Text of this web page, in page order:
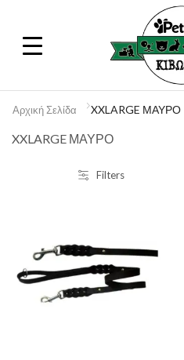
Αρχική Σελίδα XXLARGE ΜΑΥΡΟ
XXLARGE ΜΑΥΡΟ
Filters